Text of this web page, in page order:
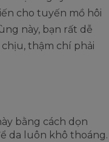
cho tuyến mồ hôi
này, bạn rất dễ
thậm chí phải
bằng cách dọn
da luôn khô thoáng.